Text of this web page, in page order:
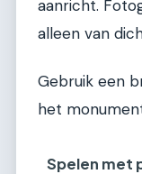
aanricht.
alleen van
Gebruik een
het
Spelen met